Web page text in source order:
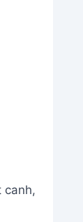
canh,